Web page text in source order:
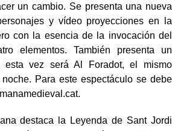
un cambio. Se presenta una nueva
y vídeo proyecciones en la
con la esencia de la invocación del
elementos. También presenta un
esta vez será Al Foradot, el mismo
Para este espectáculo se debe
destaca la Leyenda de Sant Jordi